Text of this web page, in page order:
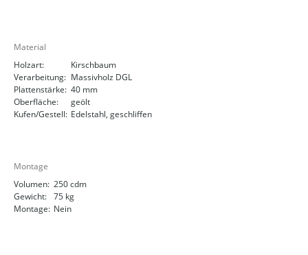
Material
Holzart:
Kirschbaum
Verarbeitung: Massivholz DGL
Plattenstärke: 40 mm
Oberfläche:
geölt
Kufen/Gestell: Edelstahl, geschliffen
Montage
Volumen: 250 cdm
Gewicht: 75 kg
Montage: Nein